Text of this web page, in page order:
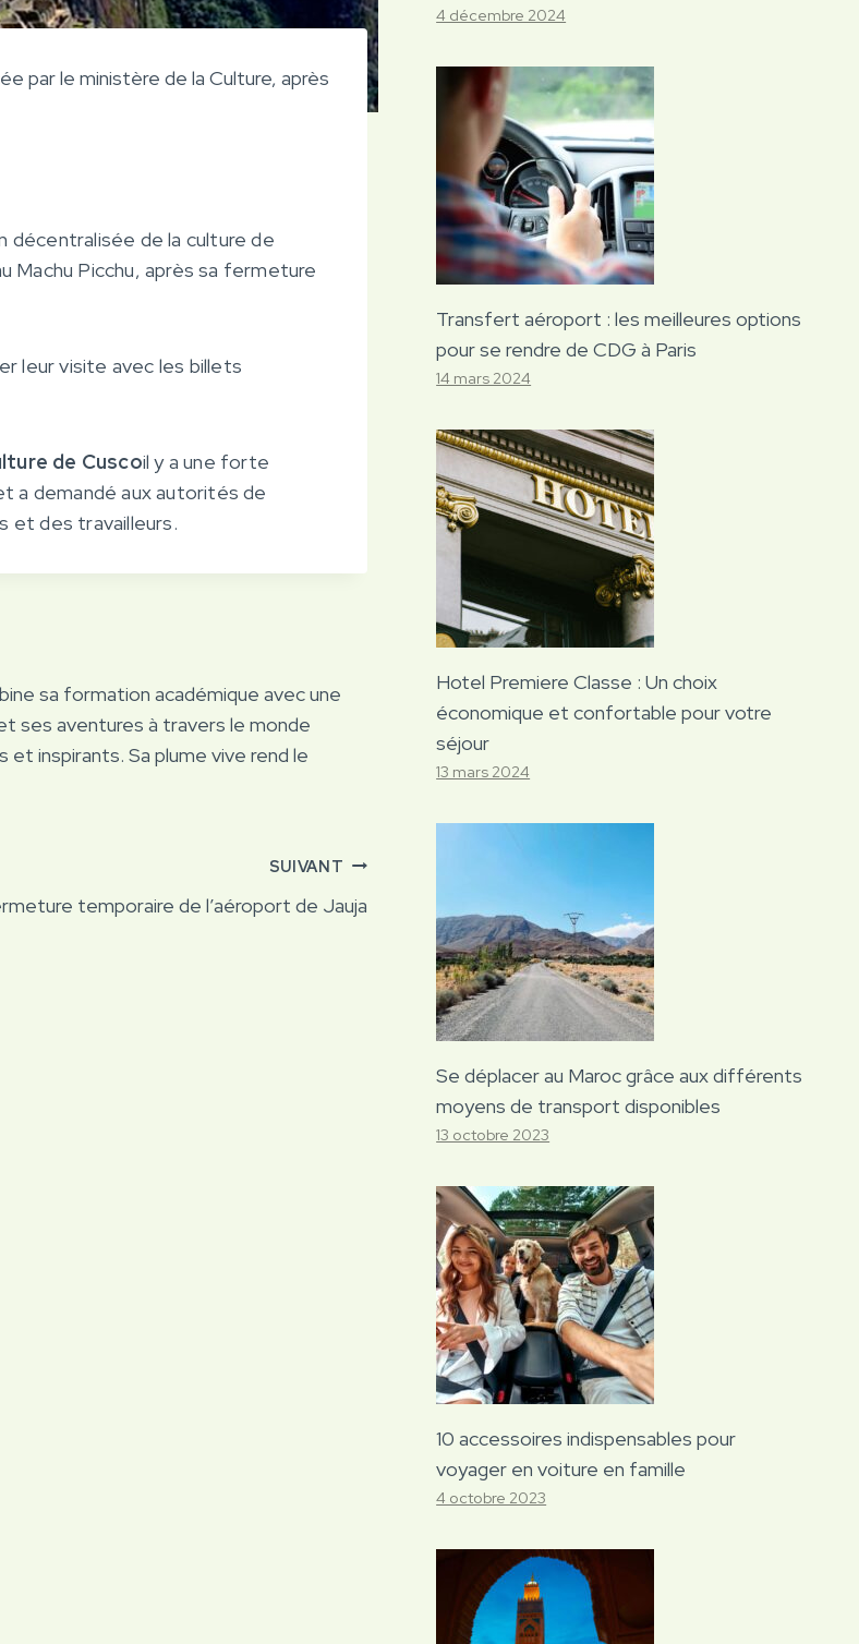
par le ministère de la Culture, après
décentralisée de la culture de
Machu Picchu, après sa fermeture
leur visite avec les billets
de Cuscoil y a une forte
a demandé aux autorités de
et des travailleurs.
sa formation académique avec une
ses aventures à travers le monde
inspirants. Sa plume vive rend le
SUIVANT
temporaire de l’aéroport de Jauja
4 décembre 2024
Transfert aéroport : les meilleures options
pour se rendre de CDG à Paris
14 mars 2024
Hotel Premiere Classe : Un choix
économique et confortable pour votre
séjour
13 mars 2024
Se déplacer au Maroc grâce aux différents
moyens de transport disponibles
13 octobre 2023
10 accessoires indispensables pour
voyager en voiture en famille
4 octobre 2023